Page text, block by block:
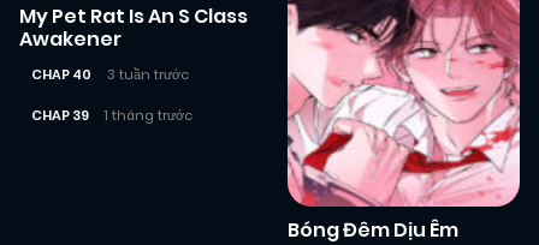
My Pet Rat Is An S Class
Awakener
CHAP 40 3 tuần trước
CHAP 39 1 tháng trước
Bóng Đêm Dịu Êm